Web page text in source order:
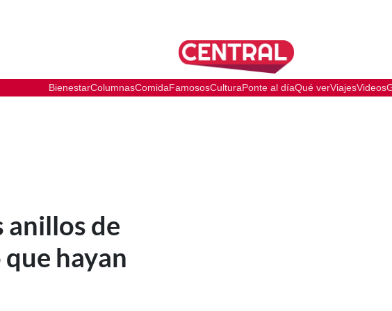
BienestarColumnasComidaFamososCulturaPonte al díaQué verViajesVideos
anillos de
hayan